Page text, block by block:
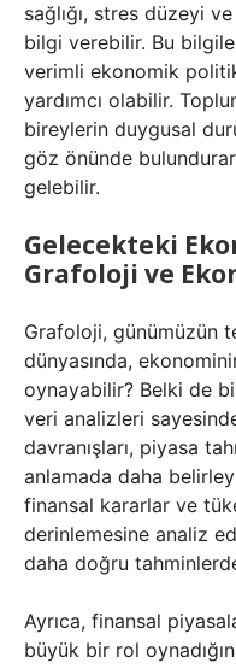
sağlığı, stres düzeyi
bilgi verebilir. Bu
verimli ekonomik
yardımcı olabilir.
bireylerin duygusal
göz önünde
gelebilir.
Gelecekteki
Grafoloji ve
Grafoloji, günümüzün
dünyasında,
oynayabilir? Belki de
veri analizleri
davranışları, piyasa
anlamada daha
finansal kararlar ve
derinlemesine analiz
daha doğru
Ayrıca, finansal
büyük bir rol